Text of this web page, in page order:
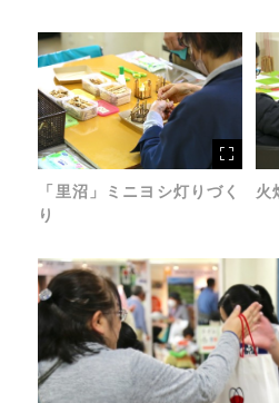
「里沼」ミニヨシ灯りづく
り
火